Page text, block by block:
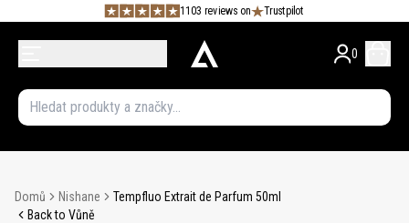
1103 reviews on Trustpilot
0
Domů Nishane
Tempfluo Extrait de Parfum 50ml
Back to Vůně